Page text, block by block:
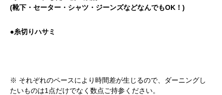
(靴下・セーター・シャツ・ジーンズなどなんでもOK！)
●糸切りハサミ
※ それぞれのペースにより時間差が生じるので、ダーニングし
たいものは1点だけでなく数点ご持参ください。